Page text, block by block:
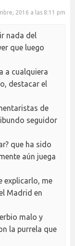
2016 a las 8:11 pm
nada del
que luego
a cualquiera
destacar el
de
seguidor
que ha sido
aún juega
explicarlo, me
Madrid en
malo y
la purrela que